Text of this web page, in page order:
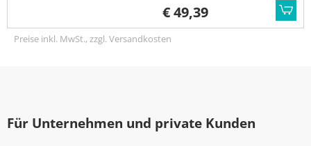
€ 49,39
Preise inkl. MwSt., zzgl. Versandkosten
Für Unternehmen und private Kunden